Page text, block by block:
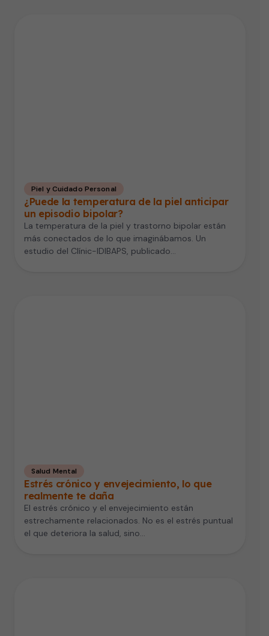
Piel y Cuidado Personal
¿Puede la temperatura de la piel anticipar
un episodio bipolar?
La temperatura de la piel y trastorno bipolar están
más conectados de lo que imaginábamos. Un
estudio del Clínic-IDIBAPS, publicado…
Salud Mental
Estrés crónico y envejecimiento, lo que
realmente te daña
El estrés crónico y el envejecimiento están
estrechamente relacionados. No es el estrés puntual
el que deteriora la salud, sino…